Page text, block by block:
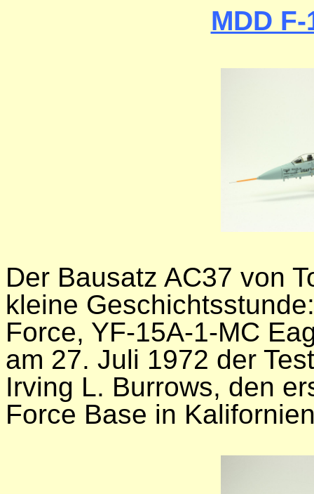
MDD
Der Bausatz AC37 von
kleine
Force, YF-15A-1-MC
am 27. Juli 1972 der
Irving L. Burrows, den
Force Base in